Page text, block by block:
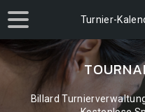
Turnier-
Billard